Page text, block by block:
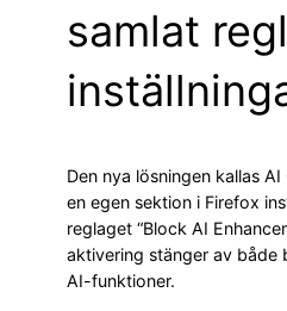
samlat
Den nya lösningen kallas
en egen sektion i Firefox
reglaget “Block AI
aktivering stänger av både
AI-funktioner.